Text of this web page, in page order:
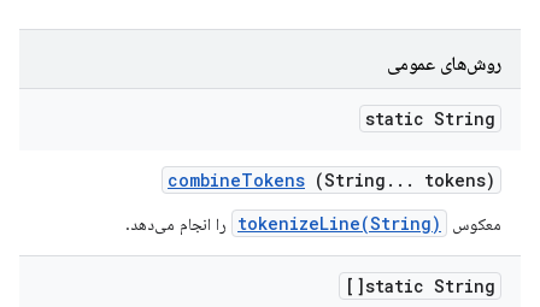
روش‌های عمومی
static String
combineTokens (String . . . tokens)
معکوس tokenizeLine(String) را انجام می‌دهد.
static String[]